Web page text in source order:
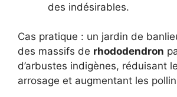
des indésirables.
Cas pratique : un jardin de
des massifs de rhododendron
d’arbustes indigènes, réduisant
arrosage et augmentant les